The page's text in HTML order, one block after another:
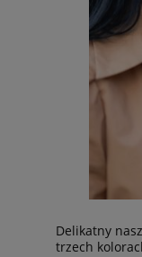
Delikatny
trzech